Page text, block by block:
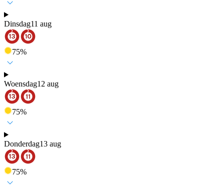
Dinsdag11 aug
75%
Woensdag12 aug
75%
Donderdag13 aug
75%